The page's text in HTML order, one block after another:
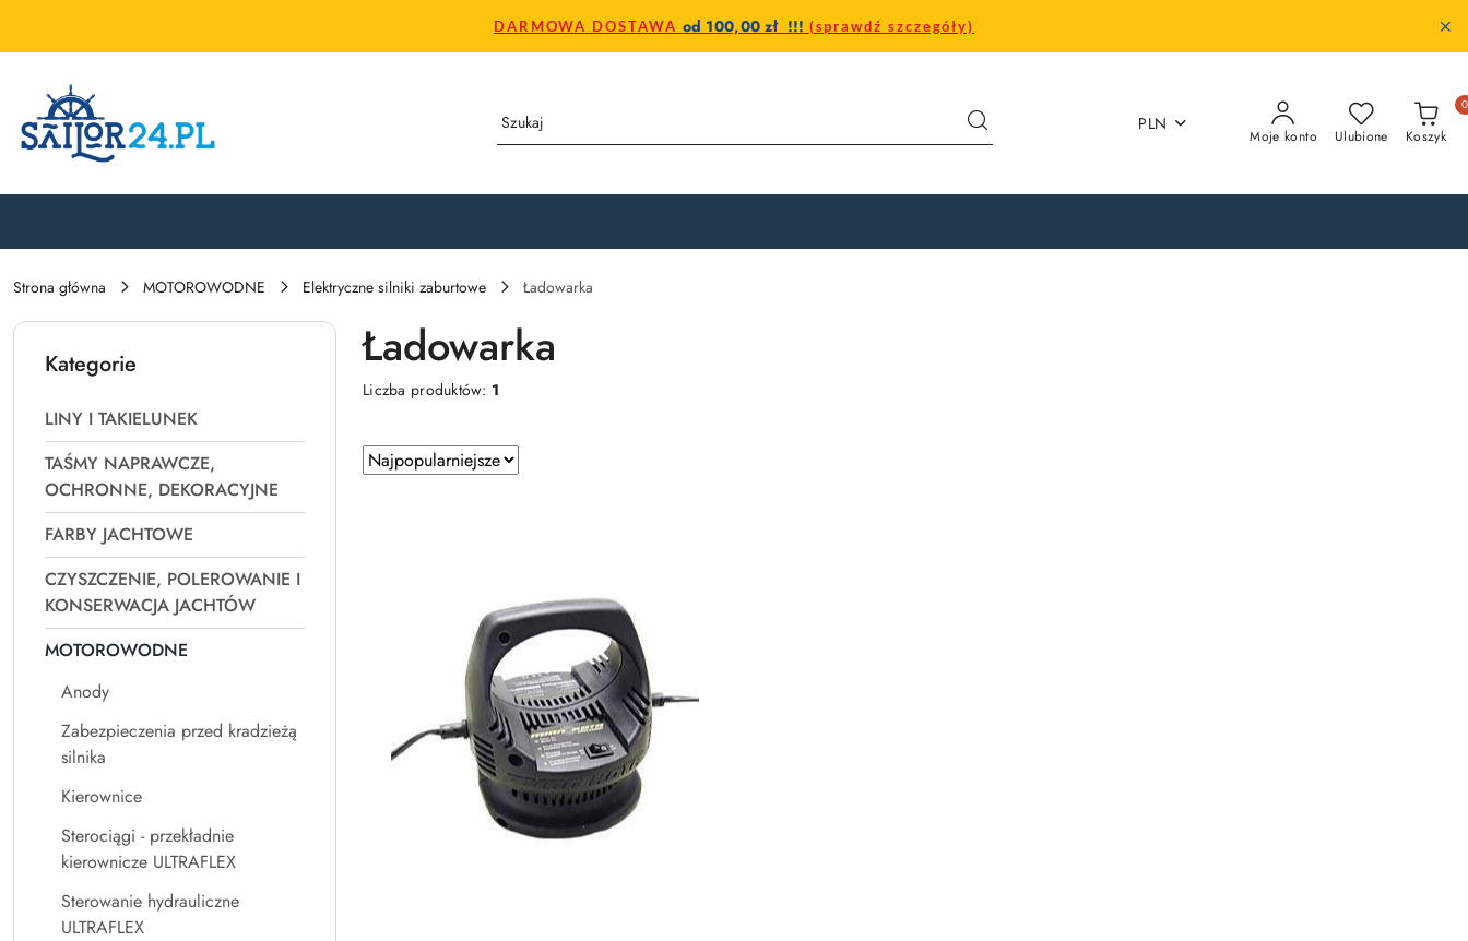
DARMOWA DOSTAWA od 100,00 zł !!! (sprawdź szczegóły)
PLN
Moje konto Ulubione Koszyk
0
Strona główna MOTOROWODNE Elektryczne silniki zaburtowe Ładowarka
Kategorie
LINY I TAKIELUNEK
TAŚMY NAPRAWCZE,
OCHRONNE, DEKORACYJNE
FARBY JACHTOWE
CZYSZCZENIE, POLEROWANIE I
KONSERWACJA JACHTÓW
MOTOROWODNE
Anody
Zabezpieczenia przed kradzieżą
silnika
Kierownice
Sterociągi - przekładnie
kierownicze ULTRAFLEX
Sterowanie hydrauliczne
ULTRAFLEX
Ładowarka
Liczba produktów: 1
Zastosowano
sortowanie:
Sortuj
według